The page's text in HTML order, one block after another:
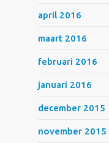
april 2016
maart 2016
februari 2016
januari 2016
december 2015
november 2015